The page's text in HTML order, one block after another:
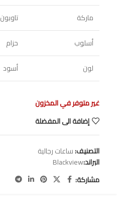
ماركة
تاوبون
أسلوب
حزام
لون
أسود
غير متوفر في المخزون
إضافة الى المفضلة
التصنيف:ساعات رجالية
البراند:Blackview
مشاركة: